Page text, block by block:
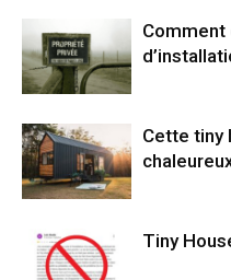
Cette tiny
Tiny